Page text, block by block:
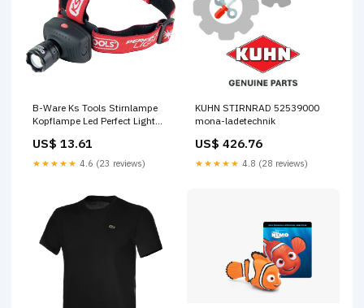
B-Ware Ks Tools Stirnlampe
Kopflampe Led Perfect Light
Wärmedecke
US$ 13.61
★★★★★ 4.6 (23 reviews)
KUHN STIRNRAD 52539000
mona-ladetechnik
US$ 426.76
★★★★★ 4.8 (28 reviews)